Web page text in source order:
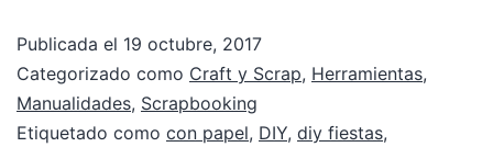
Publicada el 19 octubre, 2017
Categorizado como Craft y Scrap, Herramientas,
Manualidades, Scrapbooking
Etiquetado como con papel, DIY, diy fiestas,